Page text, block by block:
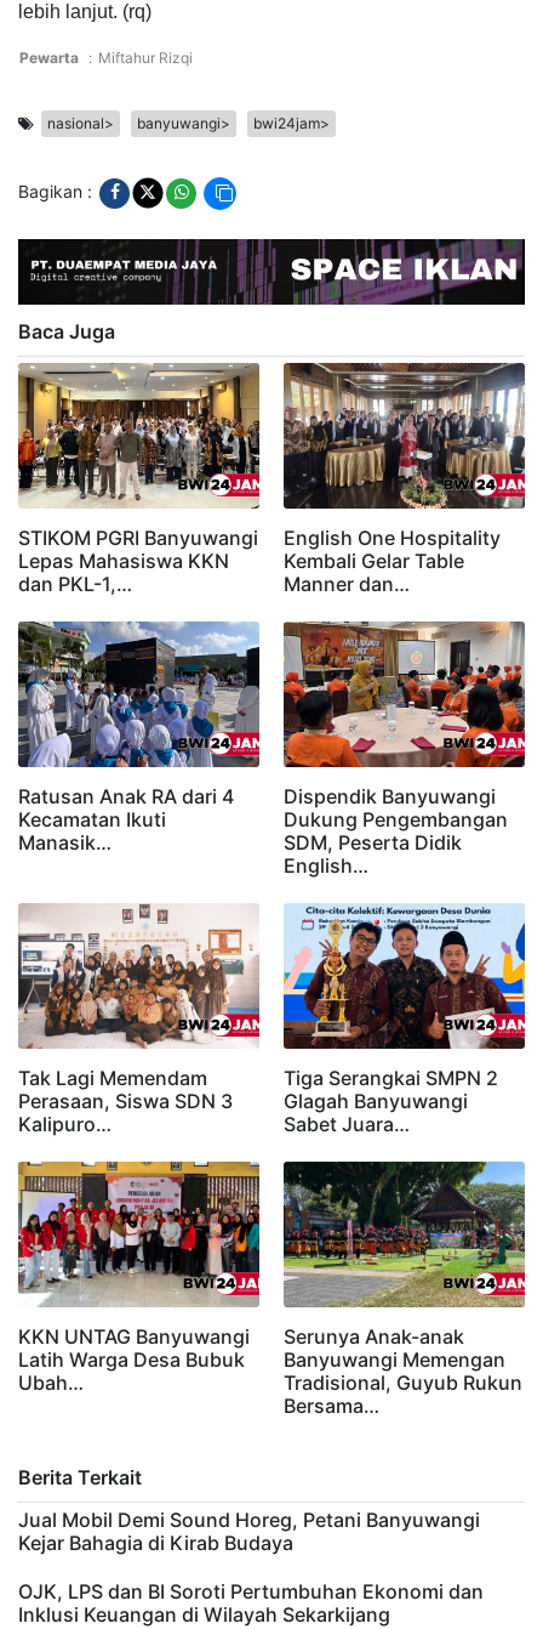
lebih lanjut. (rq)
Pewarta : Miftahur Rizqi
nasional> banyuwangi> bwi24jam>
Bagikan :
Baca Juga
STIKOM PGRI Banyuwangi
Lepas Mahasiswa KKN
dan PKL-1,…
English One Hospitality
Kembali Gelar Table
Manner dan…
Ratusan Anak RA dari 4
Kecamatan Ikuti
Manasik…
Dispendik Banyuwangi
Dukung Pengembangan
SDM, Peserta Didik
English…
Tak Lagi Memendam
Perasaan, Siswa SDN 3
Kalipuro…
Tiga Serangkai SMPN 2
Glagah Banyuwangi
Sabet Juara…
KKN UNTAG Banyuwangi
Latih Warga Desa Bubuk
Ubah…
Serunya Anak-anak
Banyuwangi Memengan
Tradisional, Guyub Rukun
Bersama…
Berita Terkait
Jual Mobil Demi Sound Horeg, Petani Banyuwangi
Kejar Bahagia di Kirab Budaya
OJK, LPS dan BI Soroti Pertumbuhan Ekonomi dan
Inklusi Keuangan di Wilayah Sekarkijang